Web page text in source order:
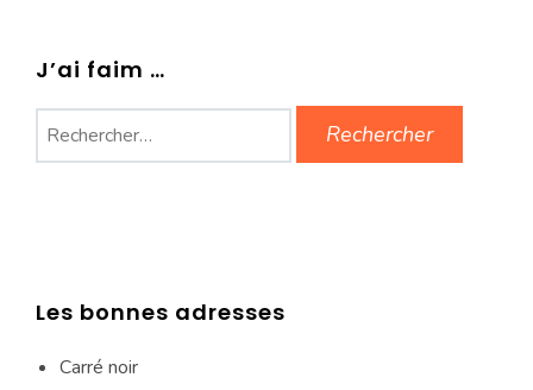
J’ai faim …
Les bonnes adresses
Carré noir